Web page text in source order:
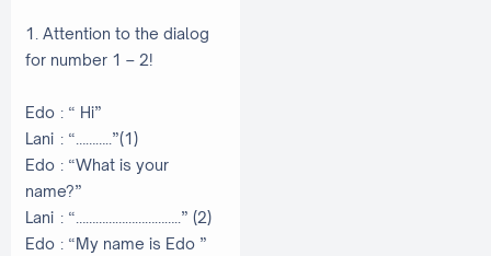
1. Attention to the dialog
for number 1 – 2!
Edo : “ Hi”
Lani : “………..”(1)
Edo : “What is your
name?”
Lani : “…………………………..” (2)
Edo : “My name is Edo ”